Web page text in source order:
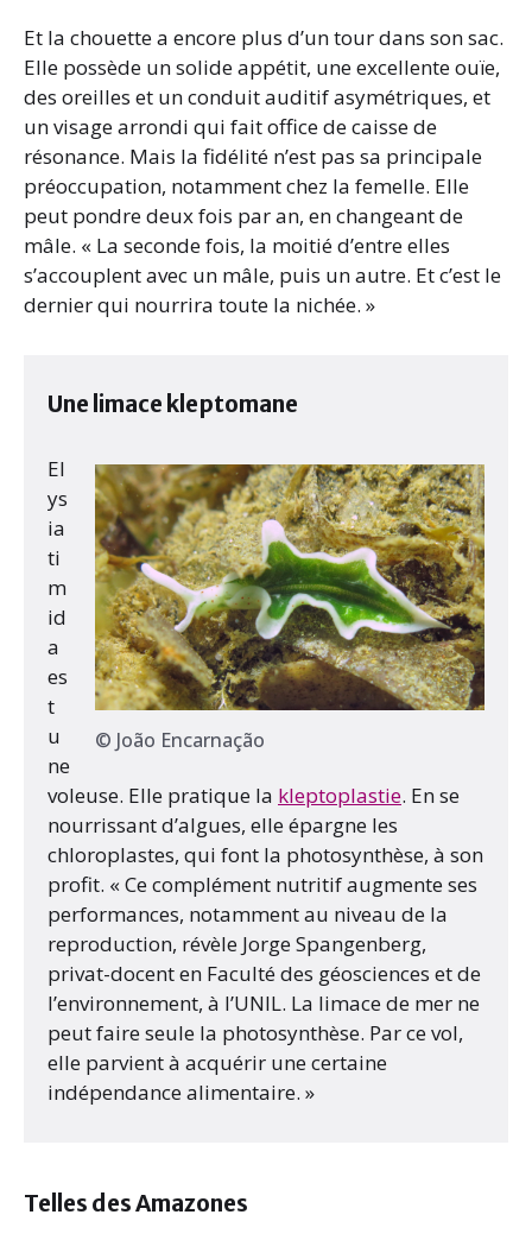
Et la chouette a encore plus d’un tour dans son sac.
Elle possède un solide appétit, une excellente ouïe,
des oreilles et un conduit auditif asymétriques, et
un visage arrondi qui fait office de caisse de
résonance. Mais la fidélité n’est pas sa principale
préoccupation, notamment chez la femelle. Elle
peut pondre deux fois par an, en changeant de
mâle. « La seconde fois, la moitié d’entre elles
s’accouplent avec un mâle, puis un autre. Et c’est le
dernier qui nourrira toute la nichée. »
Une limace kleptomane
© João Encarnação
El
ys
ia
ti
m
id
a
es
t
u
ne
voleuse. Elle pratique la kleptoplastie. En se
nourrissant d’algues, elle épargne les
chloroplastes, qui font la photosynthèse, à son
profit. « Ce complément nutritif augmente ses
performances, notamment au niveau de la
reproduction, révèle Jorge Spangenberg,
privat-docent en Faculté des géosciences et de
l’environnement, à l’UNIL. La limace de mer ne
peut faire seule la photosynthèse. Par ce vol,
elle parvient à acquérir une certaine
indépendance alimentaire. »
Telles des Amazones